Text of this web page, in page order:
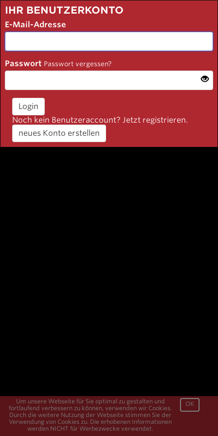
Um unsere Webseite für Sie optimal zu gestalten und
fortlaufend verbessern zu können, verwenden wir Cookies.
Durch die weitere Nutzung der Webseite stimmen Sie der
Verwendung von Cookies zu. Die erhobenen Informationen
werden NICHT für Werbezwecke verwendet.
OK
IHR BENUTZERKONTO
E-Mail-Adresse
Passwort Passwort vergessen?
Login
Noch kein Benutzeraccount? Jetzt registrieren.
neues Konto erstellen